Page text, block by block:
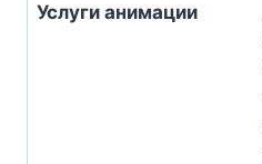
Услуги анимации